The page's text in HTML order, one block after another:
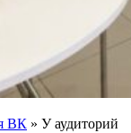
ВК » У аудиторий